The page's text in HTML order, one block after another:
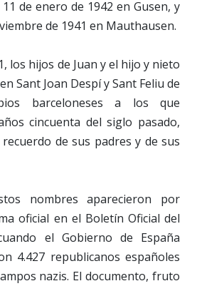
de enero de 1942 en Gusen, y
de 1941 en Mauthausen.
los hijos de Juan y el hijo y nieto
Sant Joan Despí y Sant Feliu de
barceloneses a los que
cincuenta del siglo pasado,
de sus padres y de sus
nombres aparecieron por
oficial en el Boletín Oficial del
el Gobierno de España
4.427 republicanos españoles
nazis. El documento, fruto